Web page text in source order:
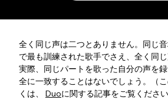
全く同じ声は二つとありません。同じ
で最も訓練された歌手でさえ、全く同じ
実際、同じパートを歌った自分の声を
全に一致することはないでしょう。（
くは、 Duoに関する記事をご覧くださ